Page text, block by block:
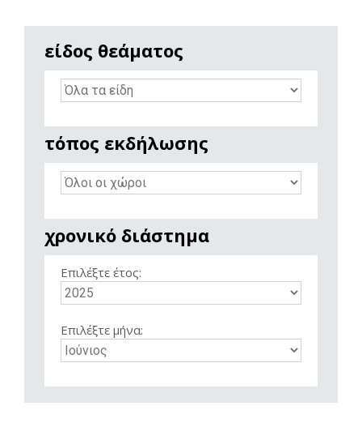
είδος θεάματος
τόπος εκδήλωσης
χρονικό διάστημα
Επιλέξτε έτος:
Επιλέξτε μήνα: